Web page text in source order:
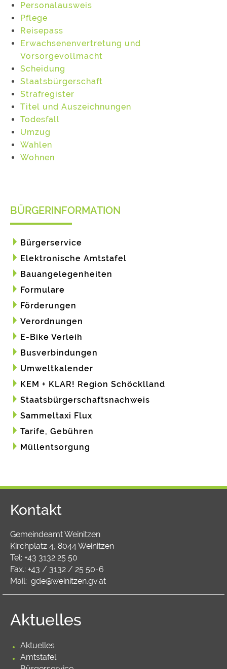
Personalausweis
Pflege
Reisepass
Erwachsenenvertretung und
Vorsorgevollmacht
Scheidung
Staatsbürgerschaft
Strafregister
Titel und Auszeichnungen
Todesfall
Umzug
Wahlen
Wohnen
BÜRGERINFORMATION
Bürgerservice
Elektronische Amtstafel
Bauangelegenheiten
Formulare
Förderungen
Verordnungen
E-Bike Verleih
Busverbindungen
Umweltkalender
KEM + KLAR! Region Schöcklland
Staatsbürgerschaftsnachweis
Sammeltaxi Flux
Tarife, Gebühren
Müllentsorgung
Kontakt
Gemeindeamt Weinitzen
Kirchplatz 4, 8044 Weinitzen
Tel: +43 3132 25 50
Fax.: +43 / 3132 / 25 50-6
Mail: gde@weinitzen.gv.at
Aktuelles
Aktuelles
Amtstafel